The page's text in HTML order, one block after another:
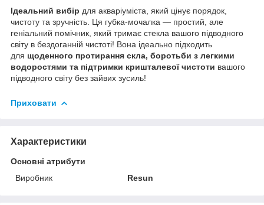
Ідеальний вибір для акваріуміста, який цінує порядок,
чистоту та зручність. Ця губка-мочалка — простий, але
геніальний помічник, який тримає стекла вашого підводного
світу в бездоганній чистоті! Вона ідеально підходить
для щоденного протирання скла, боротьби з легкими
водоростями та підтримки кришталевої чистоти вашого
підводного світу без зайвих зусиль!
Приховати
Характеристики
Основні атрибути
Виробник
Resun